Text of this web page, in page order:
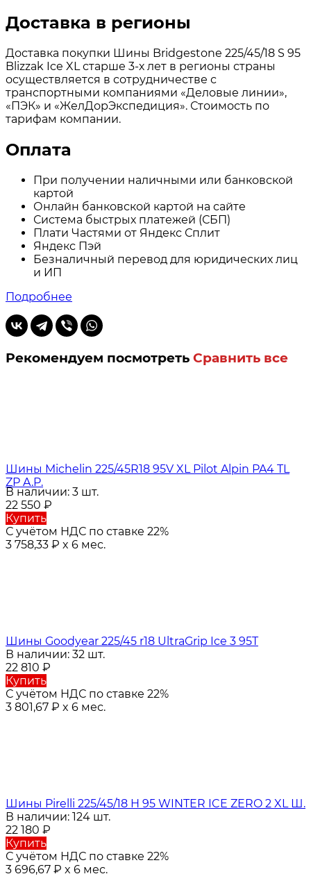
Доставка в регионы
Доставка покупки Шины Bridgestone 225/45/18 S 95
Blizzak Ice XL старше 3-х лет в регионы страны
осуществляется в сотрудничестве с
транспортными компаниями «Деловые линии»,
«ПЭК» и «ЖелДорЭкспедиция». Стоимость по
тарифам компании.
Оплата
При получении наличными или банковской
картой
Онлайн банковской картой на сайте
Система быстрых платежей (СБП)
Плати Частями от Яндекс Сплит
Яндекс Пэй
Безналичный перевод для юридических лиц
и ИП
Подробнее
Рекомендуем посмотреть Сравнить все
Шины Michelin 225/45R18 95V XL Pilot Alpin PA4 TL
ZP A.P.
В наличии: 3 шт.
22 550 ₽
Купить
С учётом НДС по ставке 22%
3 758,33 ₽ x 6 мес.
Шины Goodyear 225/45 r18 UltraGrip Ice 3 95T
В наличии: 32 шт.
22 810 ₽
Купить
С учётом НДС по ставке 22%
3 801,67 ₽ x 6 мес.
Шины Pirelli 225/45/18 H 95 WINTER ICE ZERO 2 XL Ш.
В наличии: 124 шт.
22 180 ₽
Купить
С учётом НДС по ставке 22%
3 696,67 ₽ x 6 мес.